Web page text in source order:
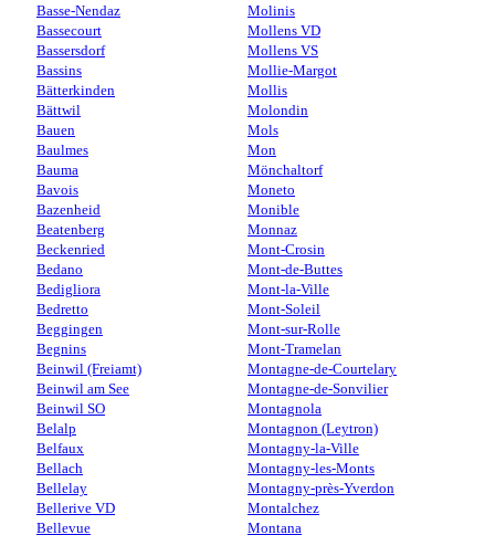
Basse-Nendaz
Bassecourt
Bassersdorf
Bassins
Bätterkinden
Bättwil
Bauen
Baulmes
Bauma
Bavois
Bazenheid
Beatenberg
Beckenried
Bedano
Bedigliora
Bedretto
Beggingen
Begnins
Beinwil (Freiamt)
Beinwil am See
Beinwil SO
Belalp
Belfaux
Bellach
Bellelay
Bellerive VD
Bellevue
Molinis
Mollens VD
Mollens VS
Mollie-Margot
Mollis
Molondin
Mols
Mon
Mönchaltorf
Moneto
Monible
Monnaz
Mont-Crosin
Mont-de-Buttes
Mont-la-Ville
Mont-Soleil
Mont-sur-Rolle
Mont-Tramelan
Montagne-de-Courtelary
Montagne-de-Sonvilier
Montagnola
Montagnon (Leytron)
Montagny-la-Ville
Montagny-les-Monts
Montagny-près-Yverdon
Montalchez
Montana